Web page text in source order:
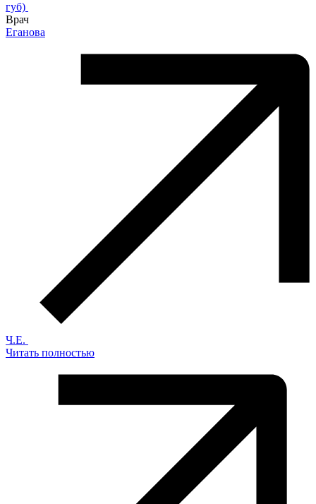
губ)
Врач
Еганова
Ч.Е.
Читать полностью